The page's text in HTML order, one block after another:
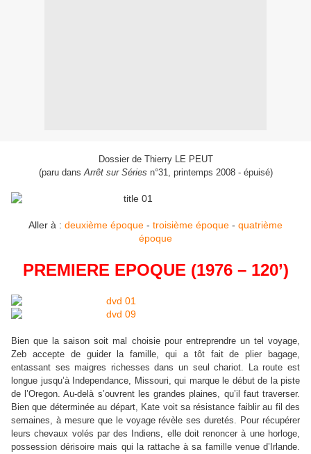
Dossier de Thierry LE PEUT
(paru dansArrêt sur Séries n°31, printemps 2008 - épuisé)
Aller à : deuxième époque - troisième époque - quatrième
époque
PREMIERE EPOQUE (1976 – 120’)
Bien que la saison soit mal choisie pour entreprendre un tel voyage,
Zeb accepte de guider la famille, qui a tôt fait de plier bagage,
entassant ses maigres richesses dans un seul chariot. La route est
longue jusqu’à Independance, Missouri, qui marque le début de la piste
de l’Oregon. Au-delà s’ouvrent les grandes plaines, qu’il faut traverser.
Bien que déterminée au départ, Kate voit sa résistance faiblir au fil des
semaines, à mesure que le voyage révèle ses duretés. Pour récupérer
leurs chevaux volés par des Indiens, elle doit renoncer à une horloge,
possession dérisoire mais qui la rattache à sa famille venue d’Irlande.